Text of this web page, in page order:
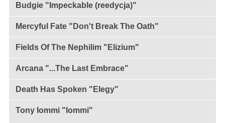
Budgie "Impeckable (reedycja)"
Mercyful Fate "Don't Break The Oath"
Fields Of The Nephilim "Elizium"
Arcana "...The Last Embrace"
Death Has Spoken "Elegy"
Tony Iommi "Iommi"